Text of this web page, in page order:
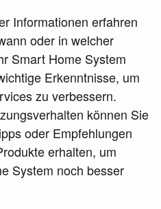
Informationen erfahren
oder in welcher
Smart Home System
Erkenntnisse, um
zu verbessern.
können Sie
oder Empfehlungen
erhalten, um
System noch besser